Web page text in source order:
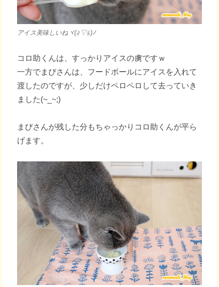
アイス美味しいねヾ(≧▽≦)ﾉ
コロ助くんは、すっかりアイスの虜ですｗ
一方でまびさんは、フードボールにアイスを入れて
渡したのですが、少しだけペロペロして去っていき
ました(~_~;)
まびさんが残した分もちゃっかりコロ助くんが平ら
げます。